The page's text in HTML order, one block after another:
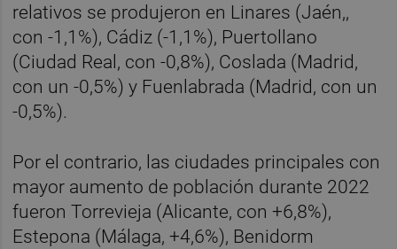
relativos se produjeron en Linares (Jaén,,
con -1,1%), Cádiz (-1,1%), Puertollano
(Ciudad Real, con -0,8%), Coslada (Madrid,
con un -0,5%) y Fuenlabrada (Madrid, con un
-0,5%).
Por el contrario, las ciudades principales con
mayor aumento de población durante 2022
fueron Torrevieja (Alicante, con +6,8%),
Estepona (Málaga, +4,6%), Benidorm